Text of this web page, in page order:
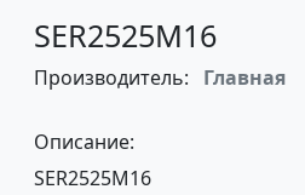
SER2525M16
Производитель: Главная
Описание:
SER2525M16